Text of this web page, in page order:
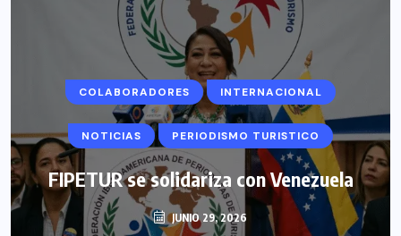
COLABORADORES MÉXICO NOTICIAS
EL FIN DEL MILAGRO BOHEMIO: TULUM
EN BANCARROTA TURÍSTICA POR
ABUSOS Y FALTA DE PLANEACIÓN
JUNIO 24, 2026